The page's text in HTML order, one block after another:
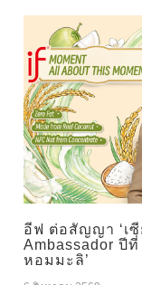
อีฟ ต่อสัญญา ‘เซี
Ambassador ปี
หอมมะลิ’